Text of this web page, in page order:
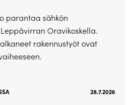
parantaa sähkön
Oravikoskella.
rakennustyöt ovat
28.7.2026